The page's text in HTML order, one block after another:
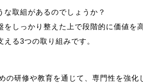
取組があるのでしょうか？
しっかり整えた上で段階的に価値を
の研修や教育を通じて、専門性を強化